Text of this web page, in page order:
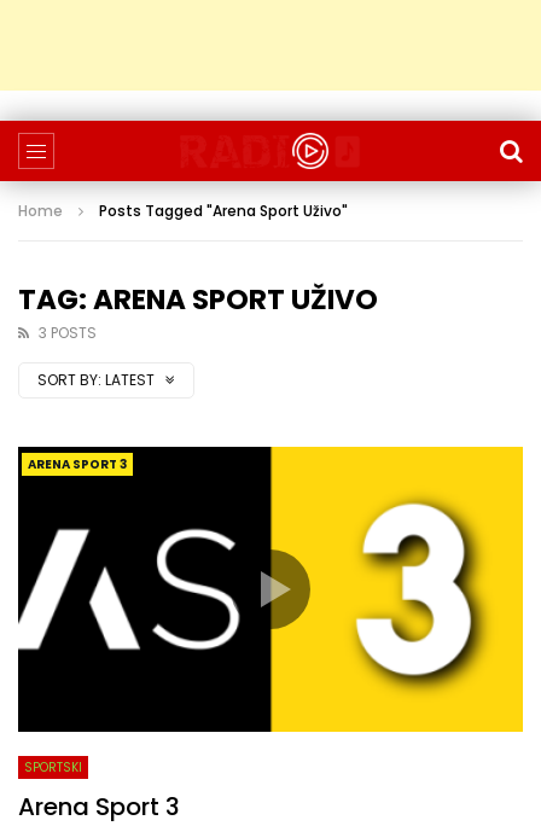
Home Posts Tagged "Arena Sport Uživo"
TAG: ARENA SPORT UŽIVO
3 POSTS
SORT BY: LATEST
ARENA SPORT 3
SPORTSKI
Arena Sport 3